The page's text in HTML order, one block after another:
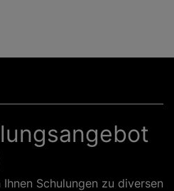
Schulungen zu diversen